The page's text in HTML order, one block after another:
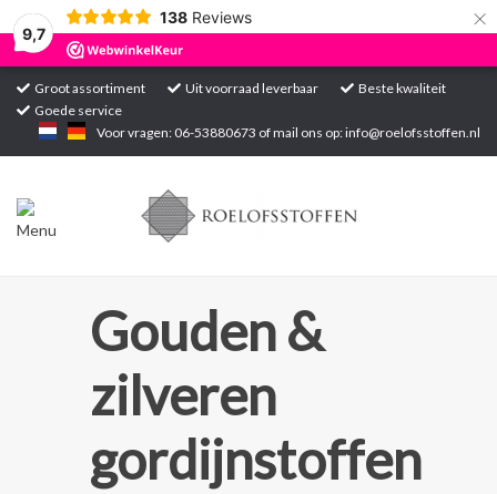
9,7
138 Reviews ×
Groot assortiment Uit voorraad leverbaar
Beste kwaliteit
Goede service
Voor vragen: 06-53880673 of mail ons op:info@roelofsstoffen.nl
Home
Gouden &
zilveren
gordijnstoffen